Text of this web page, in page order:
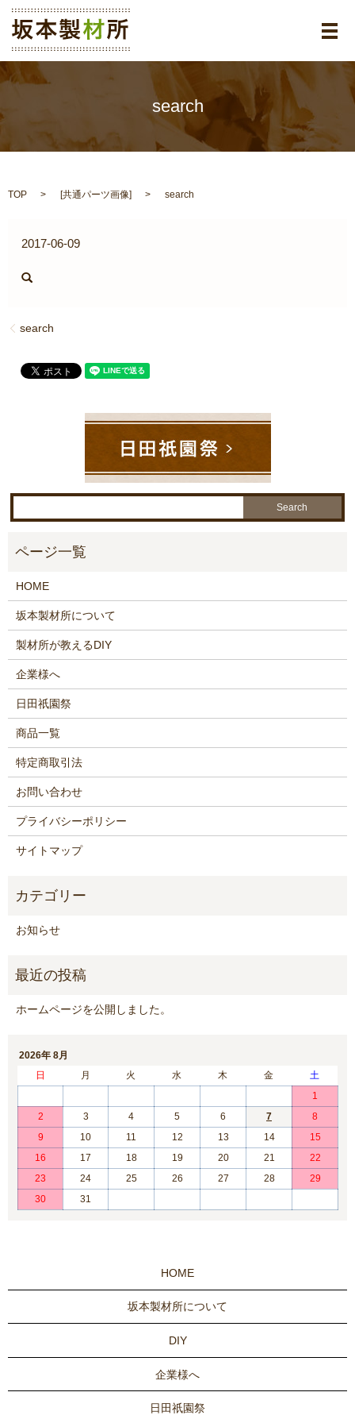
メ
search
TOP [共通パーツ画像] search
2017-06-09
search
HOME
坂本製材所について
製材所が教えるDIY
企業様へ
日田祇園祭
商品一覧
特定商取引法
お問い合わせ
プライバシーポリシー
サイトマップ
お知らせ
ホームページを公開しました。
2026年 8月
日
月 火 水 木 金
土
1
2
3 4 5 6 7
8
9
10 11 12 13 14
15
16
17 18 19 20 21
22
23
24 25 26 27 28
29
30
31
HOME
坂本製材所について
DIY
企業様へ
日田祇園祭